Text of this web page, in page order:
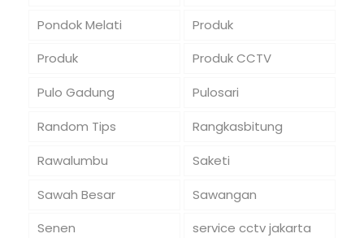
Pondok Melati
Produk
Produk
Produk CCTV
Pulo Gadung
Pulosari
Random Tips
Rangkasbitung
Rawalumbu
Saketi
Sawah Besar
Sawangan
Senen
service cctv jakarta